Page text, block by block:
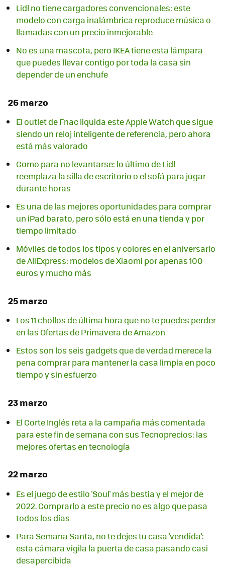
Lidl no tiene cargadores convencionales: este
modelo con carga inalámbrica reproduce música o
llamadas con un precio inmejorable
No es una mascota, pero IKEA tiene esta lámpara
que puedes llevar contigo por toda la casa sin
depender de un enchufe
26 marzo
El outlet de Fnac liquida este Apple Watch que sigue
siendo un reloj inteligente de referencia, pero ahora
está más valorado
Como para no levantarse: lo último de Lidl
reemplaza la silla de escritorio o el sofá para jugar
durante horas
Es una de las mejores oportunidades para comprar
un iPad barato, pero sólo está en una tienda y por
tiempo limitado
Móviles de todos los tipos y colores en el aniversario
de AliExpress: modelos de Xiaomi por apenas 100
euros y mucho más
25 marzo
Los 11 chollos de última hora que no te puedes perder
en las Ofertas de Primavera de Amazon
Estos son los seis gadgets que de verdad merece la
pena comprar para mantener la casa limpia en poco
tiempo y sin esfuerzo
23 marzo
El Corte Inglés reta a la campaña más comentada
para este fin de semana con sus Tecnoprecios: las
mejores ofertas en tecnología
22 marzo
Es el juego de estilo 'Soul' más bestia y el mejor de
2022. Comprarlo a este precio no es algo que pasa
todos los días
Para Semana Santa, no te dejes tu casa 'vendida':
esta cámara vigila la puerta de casa pasando casi
desapercibida